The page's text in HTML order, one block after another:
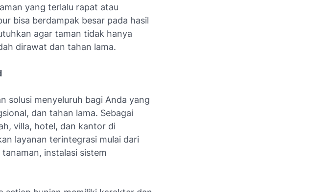
yang terlalu rapat atau
bisa berdampak besar pada hasil
agar taman tidak hanya
dirawat dan tahan lama.
solusi menyeluruh bagi Anda yang
dan tahan lama. Sebagai
villa, hotel, dan kantor di
layanan terintegrasi mulai dari
instalasi sistem